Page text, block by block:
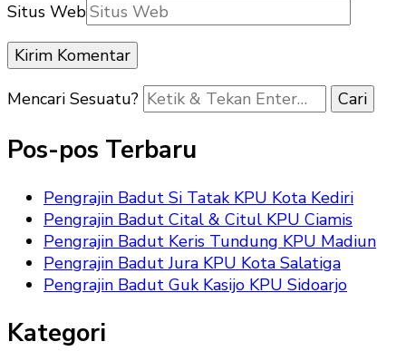
Situs Web
Mencari Sesuatu?
Pos-pos Terbaru
Pengrajin Badut Si Tatak KPU Kota Kediri
Pengrajin Badut Cital & Citul KPU Ciamis
Pengrajin Badut Keris Tundung KPU Madiun
Pengrajin Badut Jura KPU Kota Salatiga
Pengrajin Badut Guk Kasijo KPU Sidoarjo
Kategori